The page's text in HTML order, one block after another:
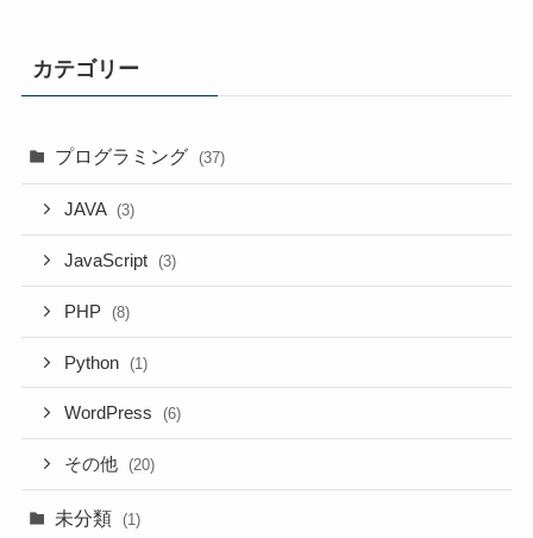
カテゴリー
プログラミング (37)
JAVA (3)
JavaScript (3)
PHP (8)
Python (1)
WordPress (6)
その他 (20)
未分類 (1)